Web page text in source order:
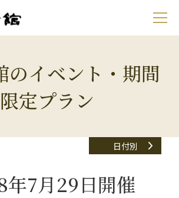
のイベント・期間
限定プラン
日付別
年7月29日開催